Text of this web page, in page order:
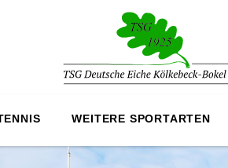
WEITERE SPORTARTEN